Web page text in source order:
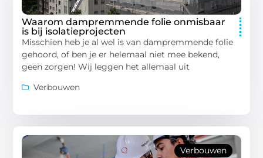
Waarom dampremmende folie onmisbaar
is bij isolatieprojecten
Misschien heb je al wel is van dampremmende folie
gehoord, of ben je er helemaal niet mee bekend,
geen zorgen! Wij leggen het allemaal uit
Verbouwen
Verbouwen